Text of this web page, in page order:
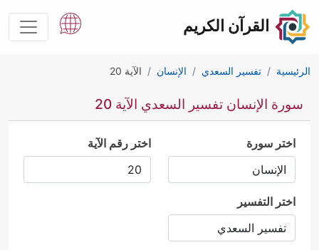
القرآن الكريم
الرئيسية تفسير السعدي الإنسان الآية 20
سورة الإنسان تفسير السعدي الآية 20
اختر سورة اختر رقم الآية
اختر التفسير